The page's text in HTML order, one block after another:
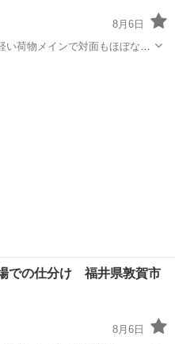
8月6日
い荷物メインで対面もほぼない
での仕分け 福井県敦賀市
8月6日